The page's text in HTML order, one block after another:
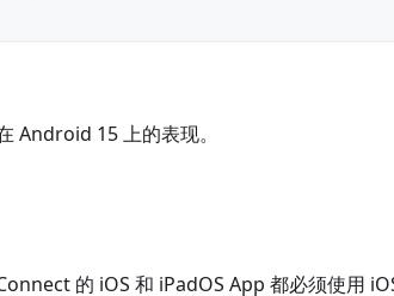
Android 15 上的表现。
的 iOS 和 iPadOS App 都必须使用